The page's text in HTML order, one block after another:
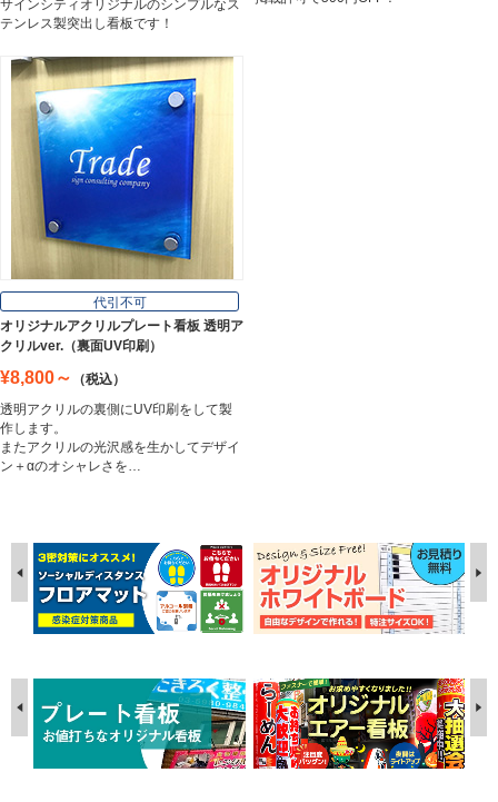
サインシティオリジナルのシンプルなス
テンレス製突出し看板です！
代引不可
オリジナルアクリルプレート看板 透明ア
クリルver.（裏面UV印刷）
¥8,800～
（税込）
透明アクリルの裏側にUV印刷をして製
作します。
またアクリルの光沢感を生かしてデザイ
ン＋αのオシャレさを…